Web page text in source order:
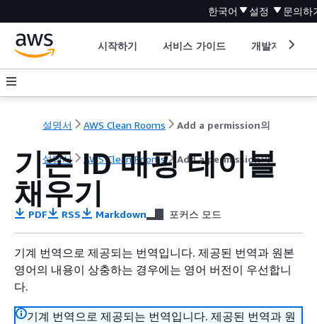
한국어 설정 문의하
시작하기 서비스 가이드 개발자 도구
설명서 AWS Clean Rooms Add a permission의
설명서 AWS Clean Rooms Add a permission의
기존 ID 매핑 테이블
채우기
PDF RSS Markdown 포커스 모드
기계 번역으로 제공되는 번역입니다. 제공된 번역과 원본
영어의 내용이 상충하는 경우에는 영어 버전이 우선합니
다.
기계 번역으로 제공되는 번역입니다. 제공된 번역과 원